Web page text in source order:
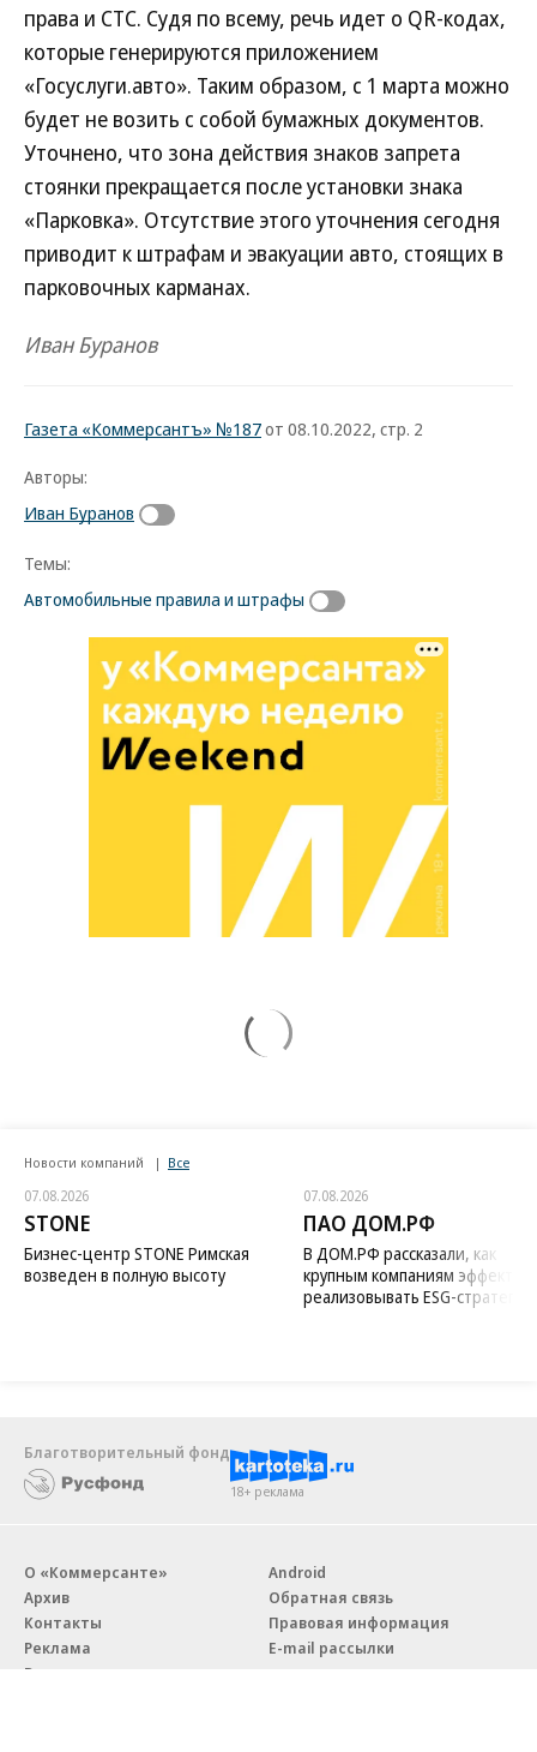
права и СТС. Судя по всему, речь идет о QR-кодах,
которые генерируются приложением
«Госуслуги.авто». Таким образом, с 1 марта можно
будет не возить с собой бумажных документов.
Уточнено, что зона действия знаков запрета
стоянки прекращается после установки знака
«Парковка». Отсутствие этого уточнения сегодня
приводит к штрафам и эвакуации авто, стоящих в
парковочных карманах.
Иван Буранов
Газета «Коммерсантъ» №187от 08.10.2022, стр. 2
Авторы:
Иван Буранов
Темы:
Автомобильные правила и штрафы
Новости компаний Все
07.08.2026
STONE
Бизнес-центр STONE Римская
возведен в полную высоту
07.08.2026
ПАО ДОМ.РФ
В ДОМ.РФ рассказали, как
крупным компаниям
реализовывать ESG-стратегию
Благотворительный фонд
18+ реклама
О «Коммерсанте»
Архив
Контакты
Реклама
Вакансии
Android
Обратная связь
Правовая информация
E-mail рассылки